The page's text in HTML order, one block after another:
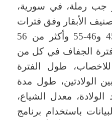
جب رملة، في سورية،
وتم تصنيف الأبقار وفق فترات
الجفاف إلى (أقل من 45 و46-55 وأكثر من 56
الجفاف في كل من
للاخصاب، طول الفترة
الولادتين، طول مدة
معدل الشياع،
باستخدام برنامج